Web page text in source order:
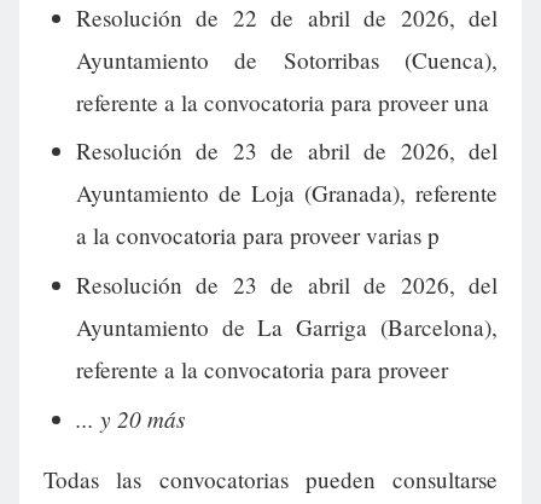
Resolución de 22 de abril de 2026, del
Ayuntamiento de Sotorribas (Cuenca),
referente a la convocatoria para proveer una
Resolución de 23 de abril de 2026, del
Ayuntamiento de Loja (Granada), referente
a la convocatoria para proveer varias p
Resolución de 23 de abril de 2026, del
Ayuntamiento de La Garriga (Barcelona),
referente a la convocatoria para proveer
... y 20 más
Todas las convocatorias pueden consultarse